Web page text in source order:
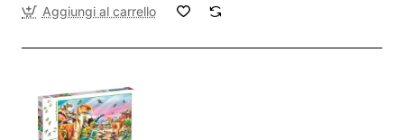
Aggiungi al carrello